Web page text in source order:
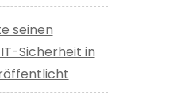
seinen
Sicherheit in